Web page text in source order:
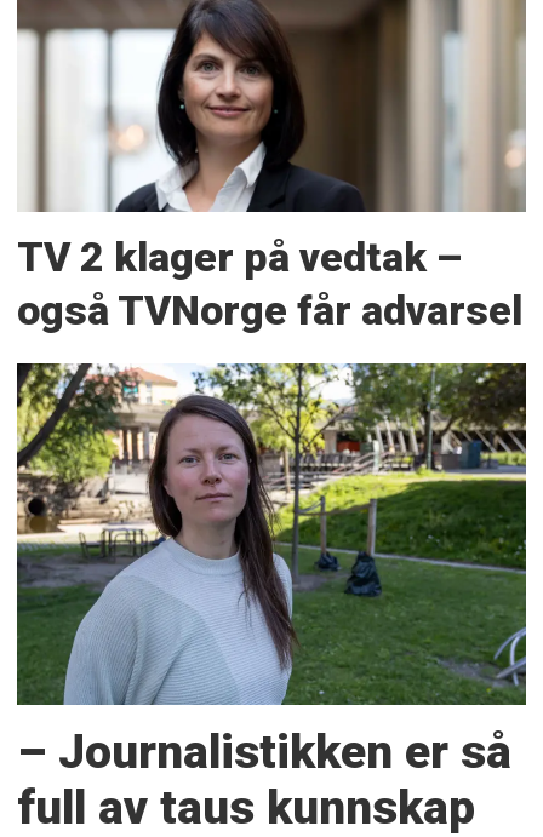
TV 2 klager på vedtak –
også TVNorge får advarsel
– Journalistikken er så
full av taus kunnskap